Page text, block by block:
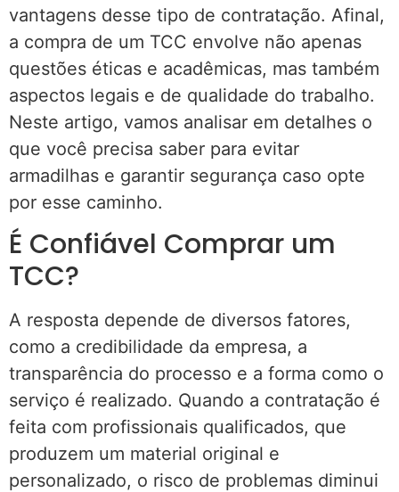
vantagens desse tipo de contratação. Afinal,
a compra de um TCC envolve não apenas
questões éticas e acadêmicas, mas também
aspectos legais e de qualidade do trabalho.
Neste artigo, vamos analisar em detalhes o
que você precisa saber para evitar
armadilhas e garantir segurança caso opte
por esse caminho.
É Confiável Comprar um
TCC?
A resposta depende de diversos fatores,
como a credibilidade da empresa, a
transparência do processo e a forma como o
serviço é realizado. Quando a contratação é
feita com profissionais qualificados, que
produzem um material original e
personalizado, o risco de problemas diminui